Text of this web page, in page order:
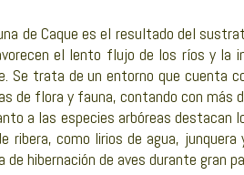
de Caque es el resultado del
el lento flujo de los ríos y la
Se trata de un entorno que cuenta
de flora y fauna, contando con más
a las especies arbóreas destacan
ribera, como lirios de agua, junquera
de hibernación de aves durante gran